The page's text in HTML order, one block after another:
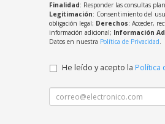
Finalidad: Responder las consultas
Legitimación: Consentimiento del
obligación legal; Derechos: Acceder,
información adicional; Información
Datos en nuestra Política de Privacidad.
He leído y acepto la Política